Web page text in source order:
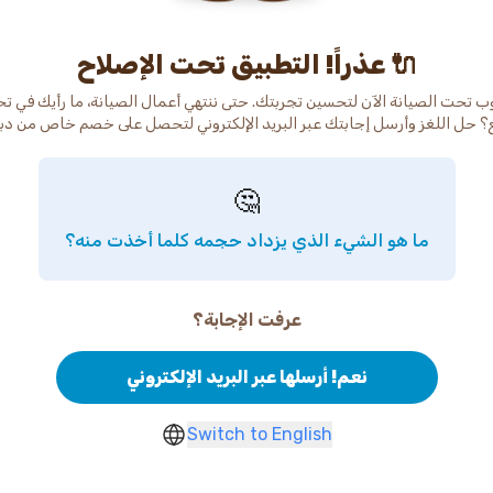
عذراً! التطبيق تحت الإصلاح 🔌
تحت الصيانة الآن لتحسين تجربتك. حتى ننتهي أعمال الصيانة، ما رأيك في
🤔
ما هو الشيء الذي يزداد حجمه كلما أخذت منه؟
عرفت الإجابة؟
نعم! أرسلها عبر البريد الإلكتروني
Switch to English